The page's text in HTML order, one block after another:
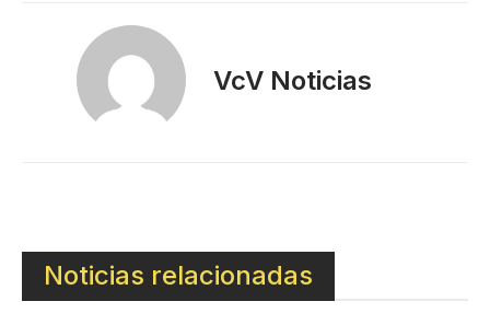
VcV Noticias
Noticias relacionadas